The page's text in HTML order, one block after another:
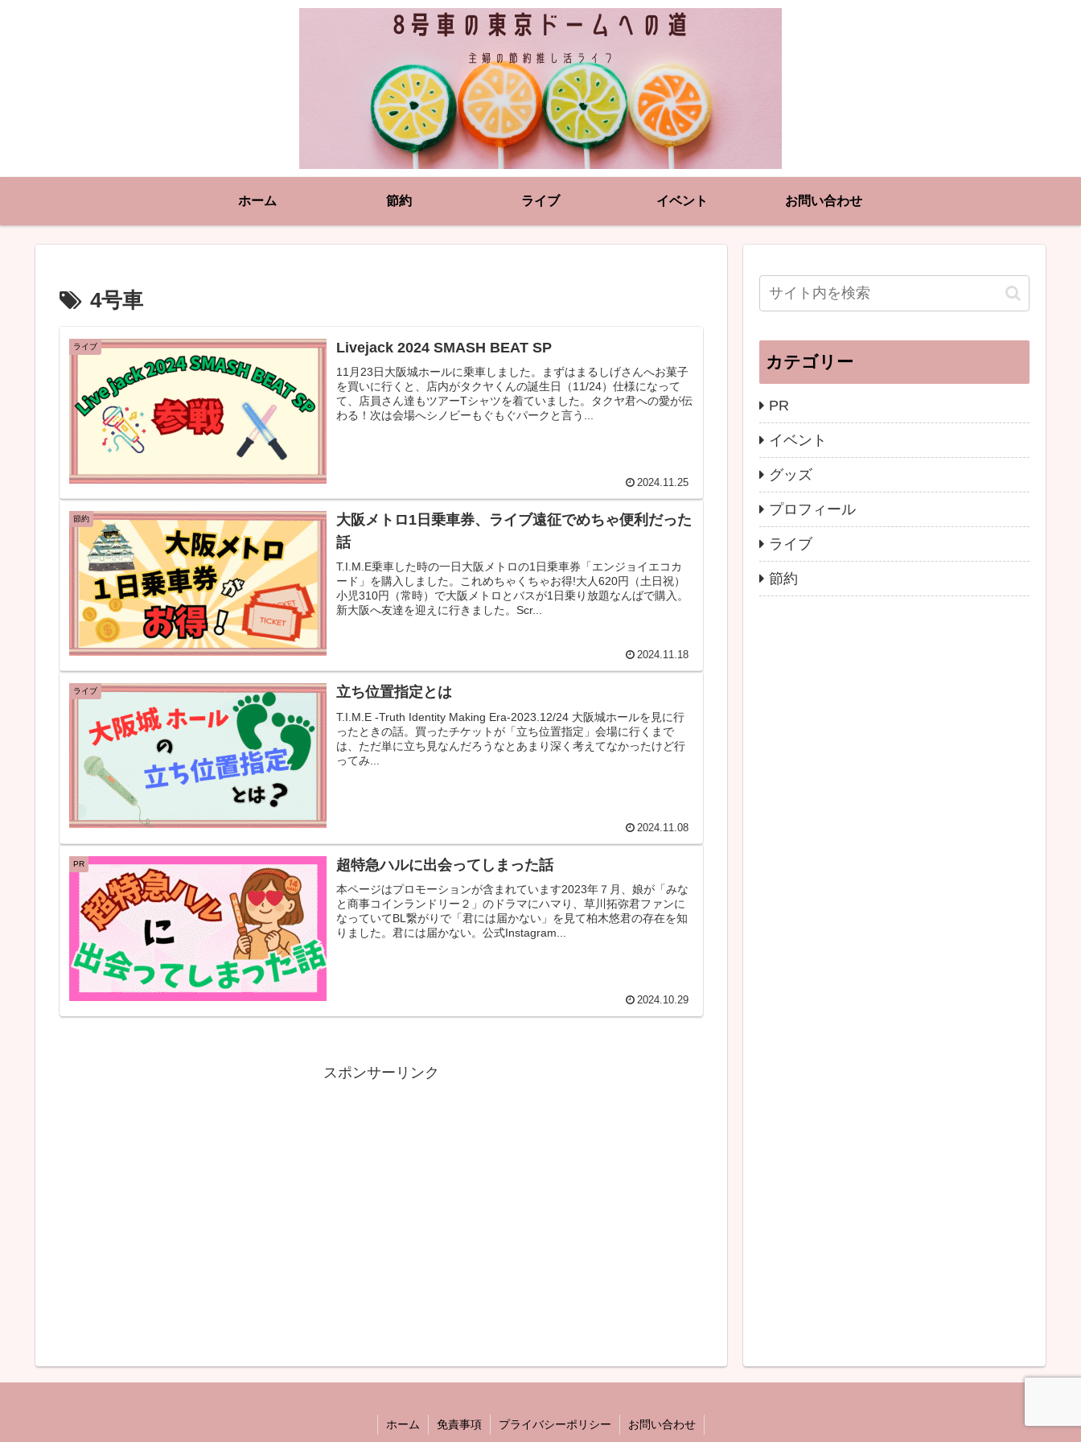
ホーム 節約 ライブ イベント お問い合わせ
4号車
ライブ Livejack 2024 SMASH BEAT SP
11月23日大阪城ホールに乗車しました。まずはまるしげさんへお菓子
を買いに行くと、店内がタクヤくんの誕生日（11/24）仕様になって
て、店員さん達もツアーTシャツを着ていました。タクヤ君への愛が伝
わる！次は会場へシノビーもぐもぐパークと言う...
2024.11.25
節約
大阪メトロ1日乗車券、ライブ遠征でめちゃ便利だった
話
T.I.M.E乗車した時の一日大阪メトロの1日乗車券「エンジョイエコカ
ード」を購入しました。これめちゃくちゃお得!大人620円（土日祝）
小児310円（常時）で大阪メトロとバスが1日乗り放題なんばで購入。
新大阪へ友達を迎えに行きました。Scr...
2024.11.18
ライブ 立ち位置指定とは
T.I.M.E -Truth Identity Making Era-2023.12/24 大阪城ホールを見に行
ったときの話。買ったチケットが「立ち位置指定」会場に行くまで
は、ただ単に立ち見なんだろうなとあまり深く考えてなかったけど行
ってみ...
2024.11.08
PR 超特急ハルに出会ってしまった話
本ページはプロモーションが含まれています2023年７月、娘が「みな
と商事コインランドリー２」のドラマにハマり、草川拓弥君ファンに
なっていてBL繋がりで「君には届かない」を見て柏木悠君の存在を知
りました。君には届かない。公式Instagram...
2024.10.29
スポンサーリンク
カテゴリー
PR
イベント
グッズ
プロフィール
ライブ
節約
ホーム 免責事項 プライバシーポリシー お問い合わせ